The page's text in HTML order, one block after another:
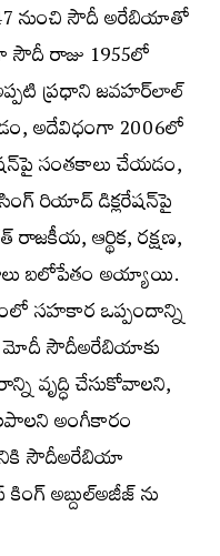
నుంచి సౌదీ అరేబియాతో
రాజు 1955లో
ప్రధాని జవహర్‌లాల్
అదేవిధంగా 2006లో
సంతకాలు చేయడం,
రియాద్ డిక్లరేషన్‌పై
ఆర్థిక, రక్షణ,
బలోపేతం అయ్యాయి.
సహకార ఒప్పందాన్ని
మోదీ సౌదీఅరేబియాకు
వృద్ధి చేసుకోవాలని,
అంగీకారం
సౌదీఅరేబియా
అబ్దుల్‌అజీజ్ ను